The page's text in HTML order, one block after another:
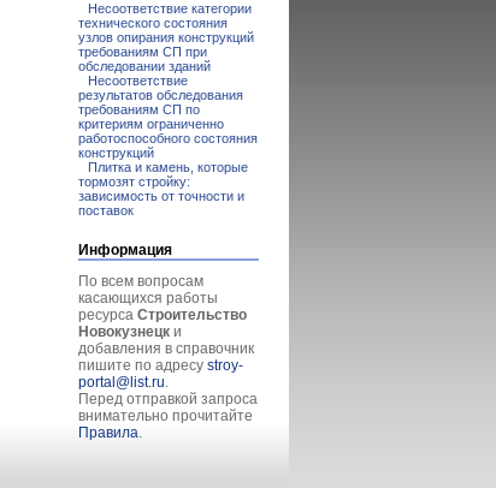
Несоответствие категории
технического состояния
узлов опирания конструкций
требованиям СП при
обследовании зданий
Несоответствие
результатов обследования
требованиям СП по
критериям ограниченно
работоспособного состояния
конструкций
Плитка и камень, которые
тормозят стройку:
зависимость от точности и
поставок
Информация
По всем вопросам
касающихся работы
ресурса Строительство
Новокузнецк и
добавления в справочник
пишите по адресу stroy-
portal@list.ru.
Перед отправкой запроса
внимательно прочитайте
Правила.